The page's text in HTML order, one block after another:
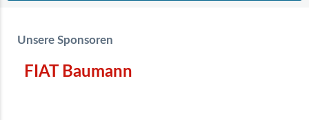
Unsere Sponsoren
FIAT Baumann